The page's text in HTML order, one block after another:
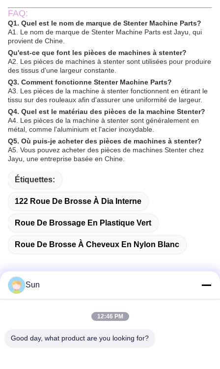
FAQ:
Q1. Quel est le nom de marque de Stenter Machine Parts?
A1. Le nom de marque de Stenter Machine Parts est Jayu, qui
provient de Chine.
Qu'est-ce que font les pièces de machines à stenter?
A2. Les pièces de machines à stenter sont utilisées pour produire
des tissus d'une largeur constante.
Q3. Comment fonctionne Stenter Machine Parts?
A3. Les pièces de la machine à stenter fonctionnent en étirant le
tissu sur des rouleaux afin d'assurer une uniformité de largeur.
Q4. Quel est le matériau des pièces de la machine Stenter?
A4. Les pièces de la machine à stenter sont généralement en
métal, comme l'aluminium et l'acier inoxydable.
Q5. Où puis-je acheter des pièces de machines à stenter?
A5. Vous pouvez acheter des pièces de machines Stenter chez
Jayu, une entreprise basée en Chine.
Étiquettes:
122 Roue De Brosse À Dia Interne
Roue De Brossage En Plastique Vert
Roue De Brosse À Cheveux En Nylon Blanc
ROUTE NO.55 XINSHENG, DISTRICT DE WUJIN, VILLE DE
Sun
12:46 PM
Good day, what product are you looking for?